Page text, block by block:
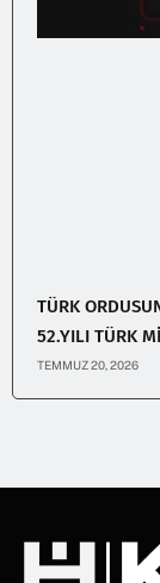
TÜRK
52.YILI TÜRK
TEMMUZ 20, 2026